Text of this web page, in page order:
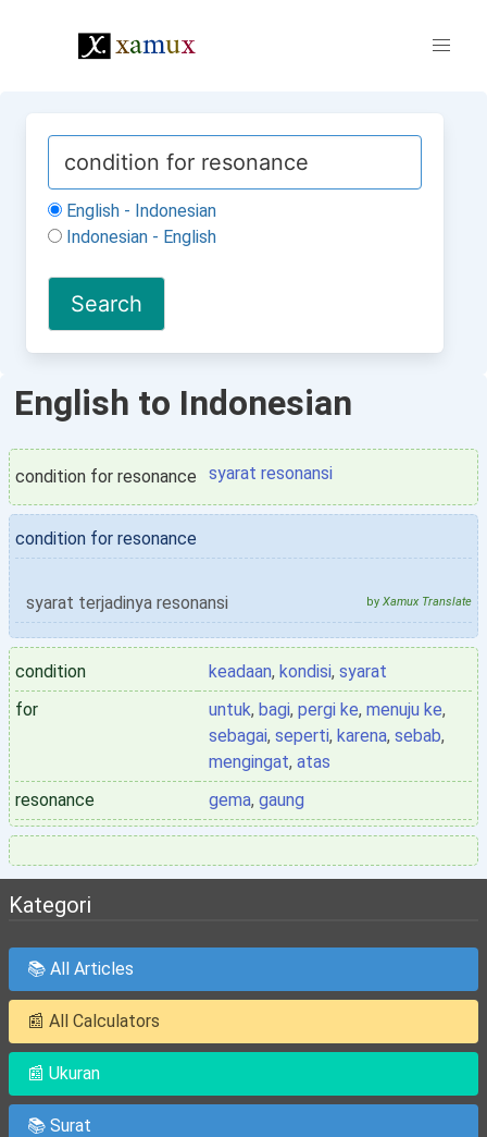
English - Indonesian
Indonesian - English
English to Indonesian
condition for resonance syarat resonansi
condition for resonance
syarat terjadinya resonansi by Xamux Translate
condition keadaan, kondisi, syarat
for
untuk, bagi, pergi ke, menuju ke,
sebagai, seperti, karena, sebab,
mengingat, atas
resonance
gema, gaung
Kategori
📚 All Articles
📰 All Calculators
📰 Ukuran
📚 Surat